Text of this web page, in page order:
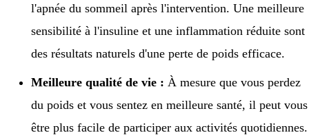
l'apnée du sommeil après l'intervention. Une meilleure
sensibilité à l'insuline et une inflammation réduite sont
des résultats naturels d'une perte de poids efficace.
Meilleure qualité de vie : À mesure que vous perdez
du poids et vous sentez en meilleure santé, il peut vous
être plus facile de participer aux activités quotidiennes.